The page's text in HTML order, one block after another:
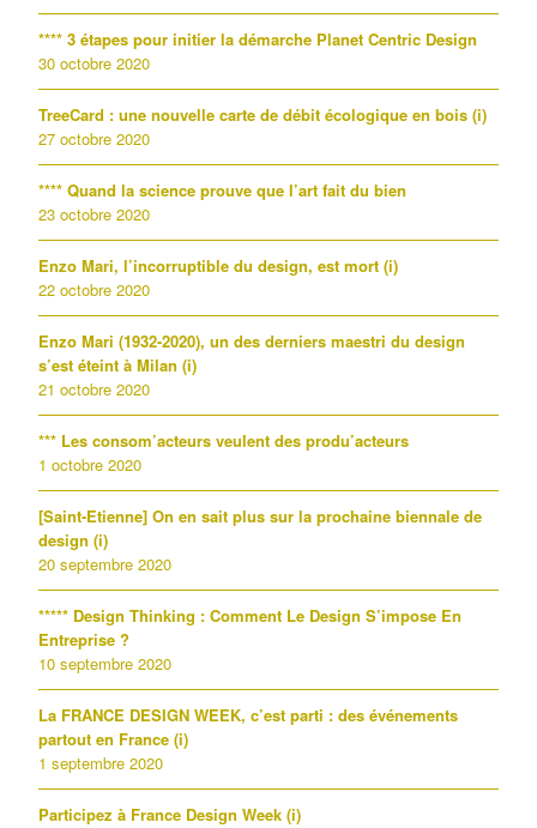
**** 3 étapes pour initier la démarche Planet Centric Design
30 octobre 2020
TreeCard : une nouvelle carte de débit écologique en bois (i)
27 octobre 2020
**** Quand la science prouve que l’art fait du bien
23 octobre 2020
Enzo Mari, l’incorruptible du design, est mort (i)
22 octobre 2020
Enzo Mari (1932-2020), un des derniers maestri du design
s’est éteint à Milan (i)
21 octobre 2020
*** Les consom’acteurs veulent des produ’acteurs
1 octobre 2020
[Saint-Etienne] On en sait plus sur la prochaine biennale de
design (i)
20 septembre 2020
***** Design Thinking : Comment Le Design S’impose En
Entreprise ?
10 septembre 2020
La FRANCE DESIGN WEEK, c’est parti : des événements
partout en France (i)
1 septembre 2020
Participez à France Design Week (i)